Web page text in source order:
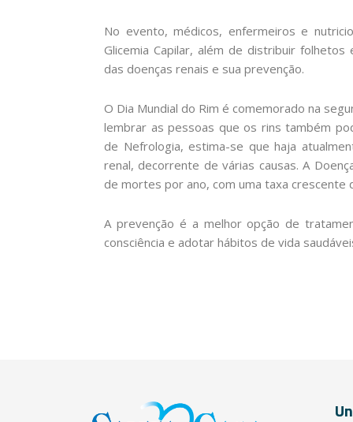
No evento, médicos, enfermeiros e
Glicemia Capilar, além de distribuir
das doenças renais e sua prevenção.
O Dia Mundial do Rim é comemorado na
lembrar as pessoas que os rins também
de Nefrologia, estima-se que haja
renal, decorrente de várias causas. A
de mortes por ano, com uma taxa crescente
A prevenção é a melhor opção de
consciência e adotar hábitos de vida